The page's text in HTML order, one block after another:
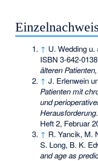
↑ U. Wedding u.
ISBN 3-642-
älteren Patienten,
↑ J. Erlenwein
Patienten mit
und
Herausforderung.
Heft 2, Februar
↑ R. Yancik, M.
S. Long, B. K.
and age as